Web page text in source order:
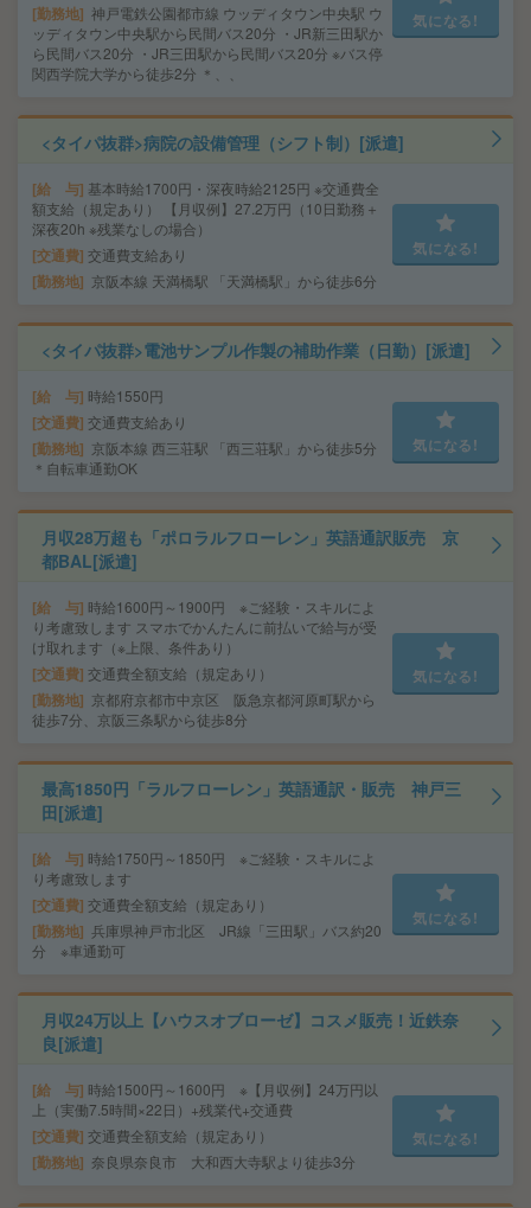
勤務地 神戸電鉄公園都市線 ウッディタウン中央駅 ウ
ッディタウン中央駅から民間バス20分 ・JR新三田駅か
ら民間バス20分 ・JR三田駅から民間バス20分 ※バス停
関西学院大学から徒歩2分 ＊、、
気になる!
<タイパ抜群>病院の設備管理（シフト制）[派遣]
給 与 基本時給1700円・深夜時給2125円 ※交通費全
額支給（規定あり） 【月収例】27.2万円（10日勤務＋
深夜20h ※残業なしの場合）
交通費 交通費支給あり
勤務地 京阪本線 天満橋駅 「天満橋駅」から徒歩6分
気になる!
<タイパ抜群>電池サンプル作製の補助作業（日勤）[派遣]
給 与 時給1550円
交通費 交通費支給あり
勤務地
京阪本線 西三荘駅 「西三荘駅」から徒歩5分
＊自転車通勤OK
気になる!
月収28万超も「ポロラルフローレン」英語通訳販売 京
都BAL[派遣]
給 与 時給1600円～1900円 ※ご経験・スキルによ
り考慮致します スマホでかんたんに前払いで給与が受
け取れます（※上限、条件あり）
交通費 交通費全額支給（規定あり）
勤務地
京都府京都市中京区 阪急京都河原町駅から
徒歩7分、京阪三条駅から徒歩8分
気になる!
最高1850円「ラルフローレン」英語通訳・販売 神戸三
田[派遣]
給 与 時給1750円～1850円 ※ご経験・スキルによ
り考慮致します
交通費 交通費全額支給（規定あり）
勤務地 兵庫県神戸市北区 JR線「三田駅」バス約20
分 ※車通勤可
気になる!
月収24万以上【ハウスオブローゼ】コスメ販売！近鉄奈
良[派遣]
給 与 時給1500円～1600円 ※【月収例】24万円以
上（実働7.5時間×22日）+残業代+交通費
交通費 交通費全額支給（規定あり）
勤務地 奈良県奈良市 大和西大寺駅より徒歩3分
気になる!